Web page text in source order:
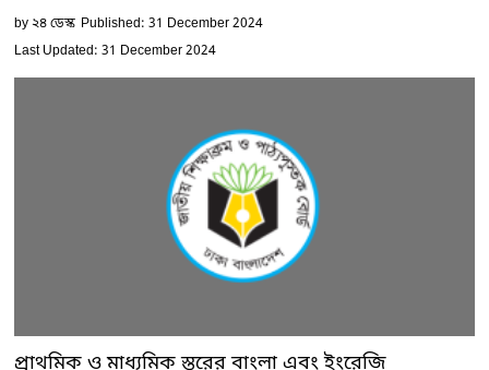
by২৪ ডেস্ক Published: 31 December 2024
Last Updated: 31 December 2024
প্রাথমিক ও মাধ্যমিক স্তরের বাংলা এবং ইংরেজি